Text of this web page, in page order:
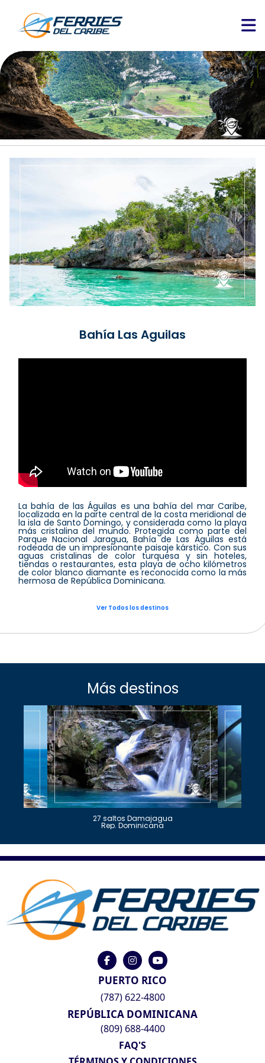
Bahía Las Aguilas
La bahía de las Águilas es una bahía del mar Caribe,
localizada en la parte central de la costa meridional de
la isla de Santo Domingo, y considerada como la playa
más cristalina del mundo. Protegida como parte del
Parque Nacional Jaragua, Bahía de Las Águilas está
rodeada de un impresionante paisaje kárstico. Con sus
aguas cristalinas de color turquesa y sin hoteles,
tiendas o restaurantes, esta playa de ocho kilómetros
de color blanco diamante es reconocida como la más
hermosa de República Dominicana.
Ver Todos los destinos
Más destinos
27 saltos Damajagua
Rep. Dominicana
PUERTO RICO
(787) 622-4800
REPÚBLICA DOMINICANA
(809) 688-4400
FAQ'S